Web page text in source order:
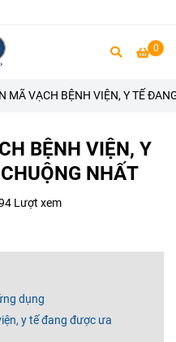
0
MÃ VẠCH BỆNH VIỆN, Y TẾ
BỆNH VIỆN, Y
NHẤT
Lượt xem
dụng
y tế đang được ưa